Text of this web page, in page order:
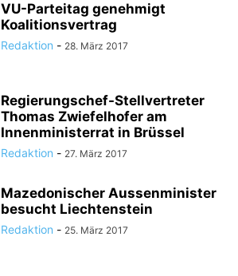
VU-Parteitag genehmigt
Koalitionsvertrag
Redaktion - 28. März 2017
Regierungschef-Stellvertreter
Thomas Zwiefelhofer am
Innenministerrat in Brüssel
Redaktion - 27. März 2017
Mazedonischer Aussenminister
besucht Liechtenstein
Redaktion - 25. März 2017